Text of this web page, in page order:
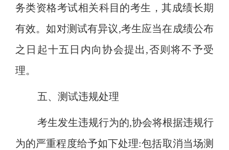
务类资格考试相关科目的考生，其成绩长期
有效。如对测试有异议,考生应当在成绩公布
之日起十五日内向协会提出,否则将不予受
理。
五、测试违规处理
考生发生违规行为的,协会将根据违规行
为的严重程度给予如下处理:包括取消当场测